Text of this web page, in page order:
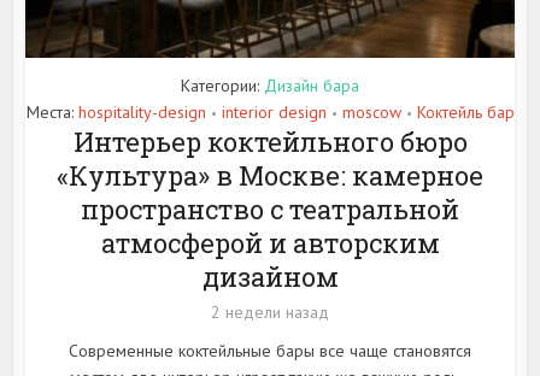
Категории: Дизайн бара
Места: hospitality-design • interior design • moscow • Коктейль бар
Интерьер коктейльного бюро
«Культура» в Москве: камерное
пространство с театральной
атмосферой и авторским
дизайном
2 недели назад
Современные коктейльные бары все чаще становятся